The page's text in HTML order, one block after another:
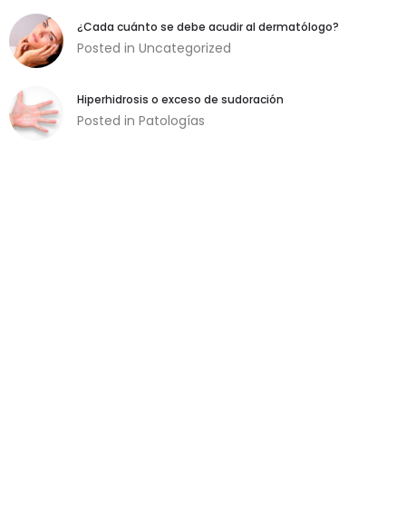
¿Cada cuánto se debe acudir al dermatólogo?
Posted in Uncategorized
Hiperhidrosis o exceso de sudoración
Posted in Patologías